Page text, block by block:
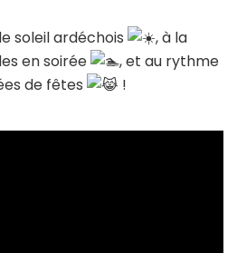
soleil ardéchois
, à la
en soirée
, et au rythme
de fêtes
!